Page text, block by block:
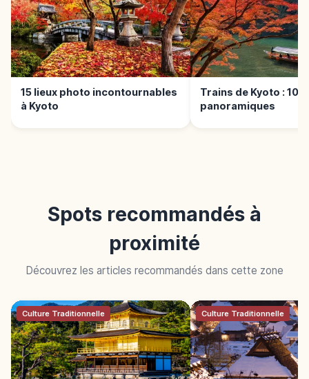
15 lieux photo incontournables
à Kyoto
Trains de Kyoto : 10
panoramiques
Spots recommandés à
proximité
Découvrez les articles recommandés dans cette zone
Culture Traditionnelle Culture Traditionnelle